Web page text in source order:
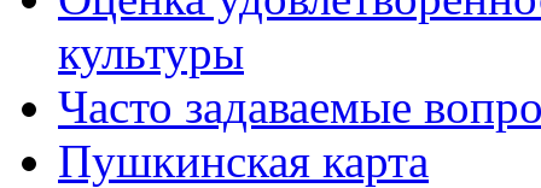
культуры
Часто задаваемые
Пушкинская карта